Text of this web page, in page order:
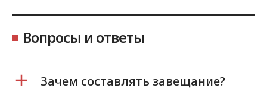
Вопросы и ответы
Зачем составлять завещание?